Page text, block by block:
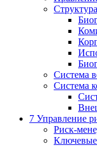
Система
Система
7 Управление
Риск-